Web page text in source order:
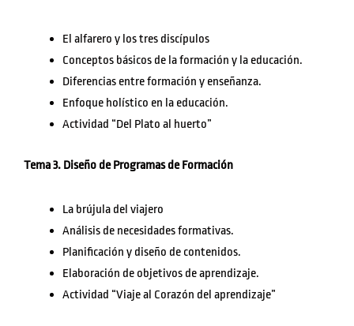
El alfarero y los tres discípulos
Conceptos básicos de la formación y la educación.
Diferencias entre formación y enseñanza.
Enfoque holístico en la educación.
Actividad “Del Plato al huerto”
Tema 3. Diseño de Programas de Formación
La brújula del viajero
Análisis de necesidades formativas.
Planificación y diseño de contenidos.
Elaboración de objetivos de aprendizaje.
Actividad “Viaje al Corazón del aprendizaje”